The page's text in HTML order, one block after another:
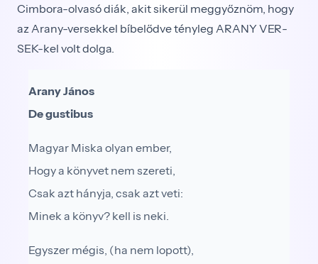
Cimbora-olvasó diák, akit sikerül meggyőznöm, hogy
az Arany-versekkel bíbelődve tényleg ARANY VER­
SEK-kel volt dolga.
Arany János
De gustibus
Magyar Miska olyan ember,
Hogy a könyvet nem szereti,
Csak azt hányja, csak azt veti:
Minek a könyv? kell is neki.
Egyszer mégis, (ha nem lopott),